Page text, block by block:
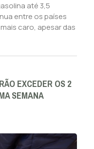
até 3,5
entre os países
caro, apesar das
EXCEDER OS 2
SEMANA